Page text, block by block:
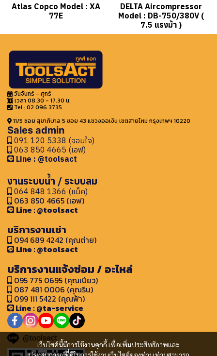
Atlas Copco Model : XA
77E
DELTA Aircompressor
Model : DB-750/380V (
7.5 แรงม้า )
เว็บไซต์นี้มีการใช้งานคุกกี้ เพื่อเพิ่มประสิทธิภาพและ
วันจันทร์ - ศุกร์
เวลา 08.30 - 17.30 น.
Tel : 02 096 3735
11/5 ซอย สุขาภิบาล 5 ซอย 43 แขวงออเงิน เขตสายไหม กรุงเทพฯ 10220
Sales admin
091 120 5338 (จอมใจ)
063 850 4665 (เอฟ)
Line : @toolsact
งานระบบน้ำ / ระบบลม
064 848 1366 (แม็ค)
063 850 4665 (เอฟ)
Line : @toolsact
บริการงานเช่า
094 689 4242 (คุณต่าย)
Line : @toolsact
บริการงานแจ้งซ่อม / อะไหล่
095 775 0695 (คุณเปียว)
087 481 0006 (คุณริน)
099 111 5422 (คุณฟ้า)
Line : @ta-service
@toolsact